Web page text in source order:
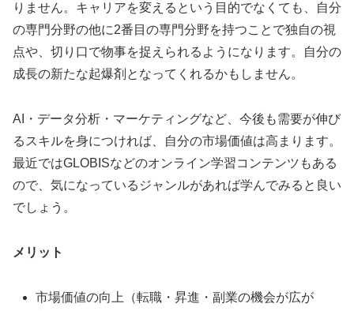
りません。キャリアを変えるという目的でなくても、自分
の専門分野の他に2番目の専門分野を持つことで独自の視
点や、切り口で物事を捉えられるようになります。自分の
成長の新たな起爆剤となってくれるかもしません。
AI・データ分析・マーケティングなど、今後も需要が伸び
るスキルを身につければ、自分の市場価値は高まります。
最近ではGLOBISなどのオンライン学習コンテンツもある
ので、気になっているジャンルがあれば学んでみると良い
でしょう。
メリット
市場価値の向上（転職・昇進・副業の機会が広が